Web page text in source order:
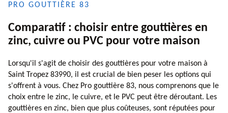
PRO GOUTTIÈRE 83
Comparatif : choisir entre gouttières en
zinc, cuivre ou PVC pour votre maison
Lorsqu'il s'agit de choisir des gouttières pour votre maison à
Saint Tropez 83990, il est crucial de bien peser les options qui
s'offrent à vous. Chez Pro gouttière 83, nous comprenons que le
choix entre le zinc, le cuivre, et le PVC peut être déroutant. Les
gouttières en zinc, bien que plus coûteuses, sont réputées pour